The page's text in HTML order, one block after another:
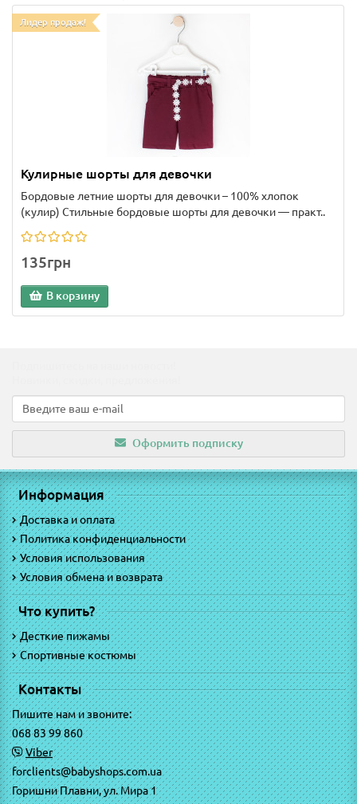
Лидер продаж!
Кулирные шорты для девочки
Бордовые летние шорты для девочки – 100% хлопок
(кулир) Стильные бордовые шорты для девочки — практ..
135грн
В корзину
Оформить подписку
Информация
Доставка и оплата
Политика конфиденциальности
Условия использования
Условия обмена и возврата
Что купить?
Десткие пижамы
Спортивные костюмы
Контакты
Пишите нам и звоните:
068 83 99 860
Viber
forclients@babyshops.com.ua
Горишни Плавни, ул. Мира 1